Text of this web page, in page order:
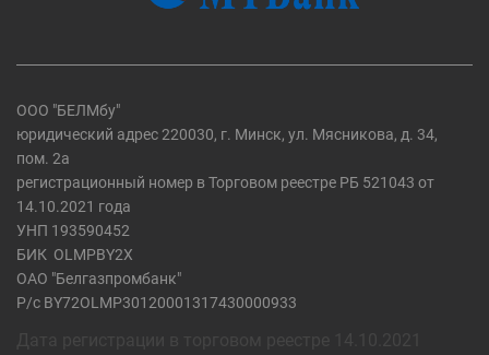
ООО "БЕЛМбу"
юридический адрес 220030, г. Минск, ул. Мясникова, д. 34,
пом. 2а
регистрационный номер в Торговом реестре РБ 521043 от
14.10.2021 года
УНП 193590452
БИК OLMPBY2X
ОАО "Белгазпромбанк"
Р/с BY72OLMP30120001317430000933